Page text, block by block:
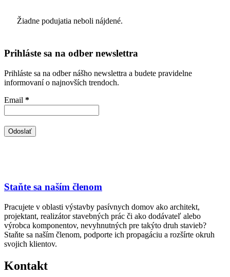
Žiadne podujatia neboli nájdené.
Prihláste sa na odber newslettra
Prihláste sa na odber nášho newslettra a budete pravidelne
informovaní o najnovších trendoch.
Email *
Staňte sa naším členom
Pracujete v oblasti výstavby pasívnych domov ako architekt,
projektant, realizátor stavebných prác či ako dodávateľ alebo
výrobca komponentov, nevyhnutných pre takýto druh stavieb?
Staňte sa naším členom, podporte ich propagáciu a rozšírte okruh
svojich klientov.
Kontakt